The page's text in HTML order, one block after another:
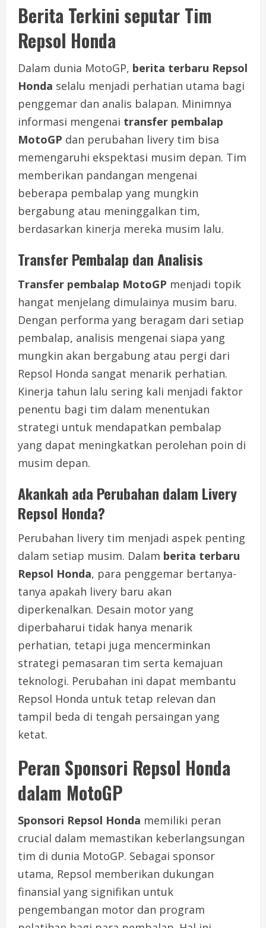
Berita Terkini seputar Tim
Repsol Honda
Dalam dunia MotoGP, berita terbaru Repsol
Honda selalu menjadi perhatian utama bagi
penggemar dan analis balapan. Minimnya
informasi mengenai transfer pembalap
MotoGP dan perubahan livery tim bisa
memengaruhi ekspektasi musim depan. Tim
memberikan pandangan mengenai
beberapa pembalap yang mungkin
bergabung atau meninggalkan tim,
berdasarkan kinerja mereka musim lalu.
Transfer Pembalap dan Analisis
Transfer pembalap MotoGP menjadi topik
hangat menjelang dimulainya musim baru.
Dengan performa yang beragam dari setiap
pembalap, analisis mengenai siapa yang
mungkin akan bergabung atau pergi dari
Repsol Honda sangat menarik perhatian.
Kinerja tahun lalu sering kali menjadi faktor
penentu bagi tim dalam menentukan
strategi untuk mendapatkan pembalap
yang dapat meningkatkan perolehan poin di
musim depan.
Akankah ada Perubahan dalam Livery
Repsol Honda?
Perubahan livery tim menjadi aspek penting
dalam setiap musim. Dalam berita terbaru
Repsol Honda, para penggemar bertanya-
tanya apakah livery baru akan
diperkenalkan. Desain motor yang
diperbaharui tidak hanya menarik
perhatian, tetapi juga mencerminkan
strategi pemasaran tim serta kemajuan
teknologi. Perubahan ini dapat membantu
Repsol Honda untuk tetap relevan dan
tampil beda di tengah persaingan yang
ketat.
Peran Sponsori Repsol Honda
dalam MotoGP
Sponsori Repsol Honda memiliki peran
crucial dalam memastikan keberlangsungan
tim di dunia MotoGP. Sebagai sponsor
utama, Repsol memberikan dukungan
finansial yang signifikan untuk
pengembangan motor dan program